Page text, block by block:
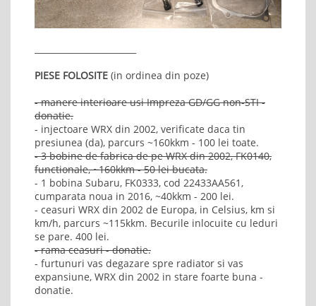
PIESE FOLOSITE (in ordinea din poze)
- manere interioare usi Impreza GD/GG non-STI -
donatie.
- injectoare WRX din 2002, verificate daca tin
presiunea (da), parcurs ~160kkm - 100 lei toate.
- 3 bobine de fabrica de pe WRX din 2002, FK0140,
functionale, ~160kkm - 50 lei bucata.
- 1 bobina Subaru, FK0333, cod 22433AA561,
cumparata noua in 2016, ~40kkm - 200 lei.
- ceasuri WRX din 2002 de Europa, in Celsius, km si
km/h, parcurs ~115kkm. Becurile inlocuite cu leduri
se pare. 400 lei.
- rama ceasuri - donatie.
- furtunuri vas degazare spre radiator si vas
expansiune, WRX din 2002 in stare foarte buna -
donatie.